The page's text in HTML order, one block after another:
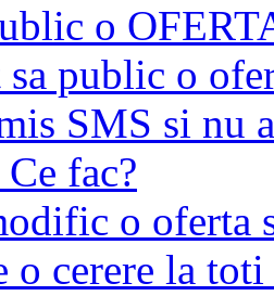
o
public o
SMS si nu
fac?
o oferta
o cerere la